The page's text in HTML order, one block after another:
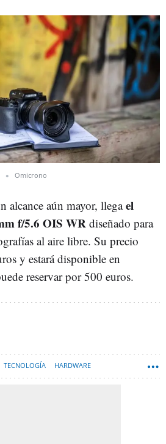
Omicrono
alcance aún mayor, llegael
f/5.6 OIS WR diseñado para
al aire libre. Su precio
y estará disponible en
reservar por 500 euros.
TECNOLOGÍA HARDWARE